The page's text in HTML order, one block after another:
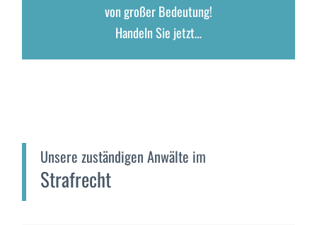
von großer Bedeutung!
Handeln Sie jetzt…
Unsere zuständigen Anwälte im
Strafrecht